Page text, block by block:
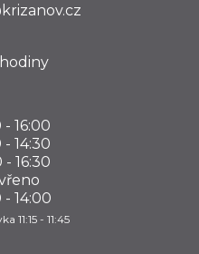
- 16:00
- 14:30
- 16:30
- 14:00
11:15 - 11:45